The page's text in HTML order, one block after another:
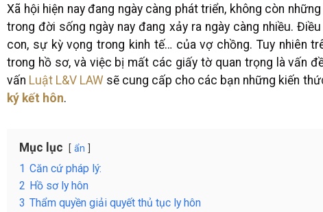
Xã hội hiện nay đang ngày càng phát triển, không còn
trong đời sống ngày nay đang xảy ra ngày càng nhiều.
con, sự kỳ vọng trong kinh tế… của vợ chồng. Tuy nhiên
trong hồ sơ, và việc bị mất các giấy tờ quan trọng là vấn
vấn Luật L&V LAW sẽ cung cấp cho các bạn những kiến
ký kết hôn.
Mục lục ẩn
1 Căn cứ pháp lý:
2 Hồ sơ ly hôn
3 Thẩm quyền giải quyết thủ tục ly hôn